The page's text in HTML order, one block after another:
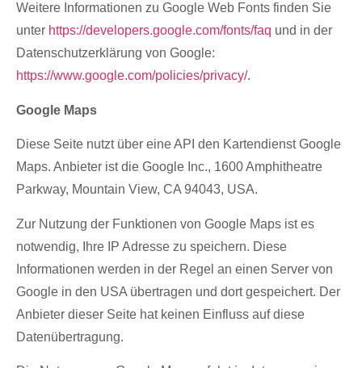
Weitere Informationen zu Google Web Fonts finden Sie
unter https://developers.google.com/fonts/faq und in der
Datenschutzerklärung von Google:
https://www.google.com/policies/privacy/.
Google Maps
Diese Seite nutzt über eine API den Kartendienst Google
Maps. Anbieter ist die Google Inc., 1600 Amphitheatre
Parkway, Mountain View, CA 94043, USA.
Zur Nutzung der Funktionen von Google Maps ist es
notwendig, Ihre IP Adresse zu speichern. Diese
Informationen werden in der Regel an einen Server von
Google in den USA übertragen und dort gespeichert. Der
Anbieter dieser Seite hat keinen Einfluss auf diese
Datenübertragung.